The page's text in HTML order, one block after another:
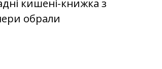
обрали